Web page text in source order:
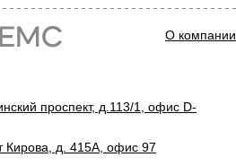
проспект, д.113/1, офис D-
Кирова, д. 415А, офис 97
О компании